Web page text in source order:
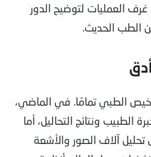
العمليات لتوضيح الدور
الطب الحديث.
الطبي تمامًا. في الماضي،
ونتائج التحاليل، أما
تحليل آلاف الصور والأشعة